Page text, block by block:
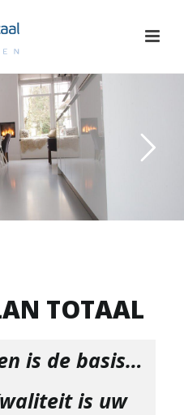
TOTAAL
is de basis…
is uw